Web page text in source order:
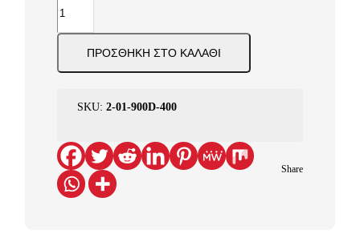
ΠΡΟΣΘΉΚΗ ΣΤΟ ΚΑΛΆΘΙ
SKU: 2-01-900D-400
Share